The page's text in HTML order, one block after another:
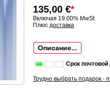
135,00 €*
Включая 19.00% MwSt
Плюс доставка
Описание...
Срок
Трудно выбрать подарок -